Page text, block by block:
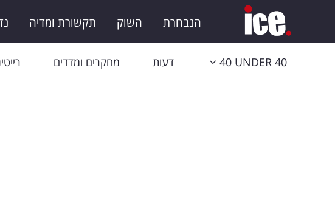
הנבחרת השוק תקשורת ומדיה
40 UNDER 40 דעות מחקרים ומדדים